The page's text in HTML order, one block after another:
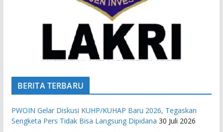
BERITA TERBARU
PWOIN Gelar Diskusi KUHP/KUHAP Baru 2026, Tegaskan
Sengketa Pers Tidak Bisa Langsung Dipidana 30 Juli 2026